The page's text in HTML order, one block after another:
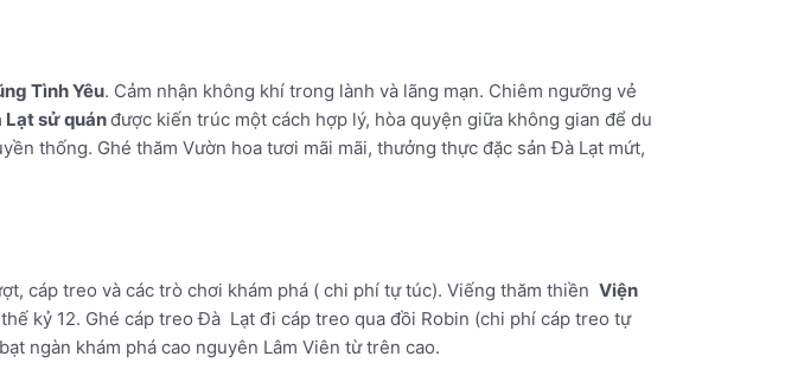
Tình Yêu. Cảm nhận không khí trong lành và lãng mạn. Chiêm ngưỡng vẻ
Lạt sử quánđược kiến trúc một cách hợp lý, hòa quyện giữa không gian để du
thống. Ghé thăm Vườn hoa tươi mãi mãi, thưởng thực đặc sản Đà Lạt mứt,
cáp treo và các trò chơi khám phá ( chi phí tự túc). Viếng thăm thiền Viện
kỷ 12. Ghé cáp treo Đà Lạt đi cáp treo qua đồi Robin (chi phí cáp treo tự
ngàn khám phá cao nguyên Lâm Viên từ trên cao.